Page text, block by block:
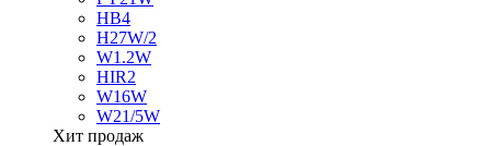
HB4
H27W/2
W1.2W
HIR2
W16W
W21/5W
Хит продаж